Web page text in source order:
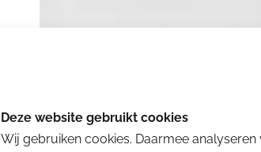
Wij gebruiken cookies. Daarmee